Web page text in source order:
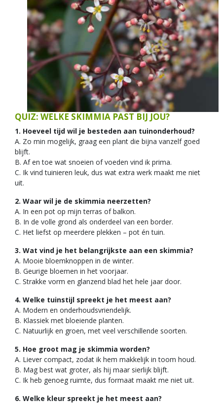
QUIZ: WELKE SKIMMIA PAST BIJ JOU?
1. Hoeveel tijd wil je besteden aan tuinonderhoud?
A. Zo min mogelijk, graag een plant die bijna vanzelf goed
blijft.
B. Af en toe wat snoeien of voeden vind ik prima.
C. Ik vind tuinieren leuk, dus wat extra werk maakt me niet
uit.
2. Waar wil je de skimmia neerzetten?
A. In een pot op mijn terras of balkon.
B. In de volle grond als onderdeel van een border.
C. Het liefst op meerdere plekken – pot én tuin.
3. Wat vind je het belangrijkste aan een skimmia?
A. Mooie bloemknoppen in de winter.
B. Geurige bloemen in het voorjaar.
C. Strakke vorm en glanzend blad het hele jaar door.
4. Welke tuinstijl spreekt je het meest aan?
A. Modern en onderhoudsvriendelijk.
B. Klassiek met bloeiende planten.
C. Natuurlijk en groen, met veel verschillende soorten.
5. Hoe groot mag je skimmia worden?
A. Liever compact, zodat ik hem makkelijk in toom houd.
B. Mag best wat groter, als hij maar sierlijk blijft.
C. Ik heb genoeg ruimte, dus formaat maakt me niet uit.
6. Welke kleur spreekt je het meest aan?